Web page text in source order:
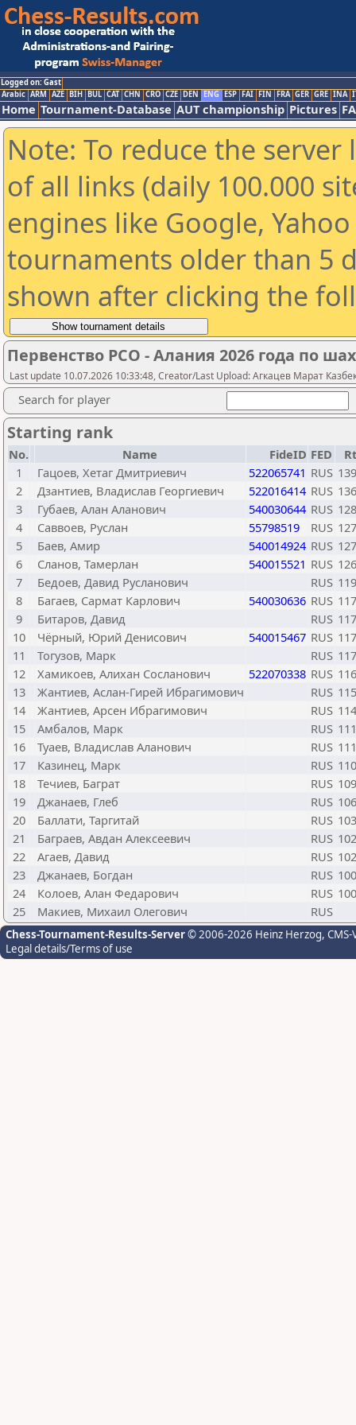
Logged on: Gast
Arabic ARM AZE BIH BUL CAT CHN CRO CZE DEN ENG ESP FAI FIN FRA GER GRE INA
Home Tournament-Database AUT championship Pictures
Note: To reduce the
of all links (daily 100.000
engines like Google,
tournaments older than 5
shown after clicking the
Первенство РСО - Алания 2026 года по
Last update 10.07.2026 10:33:48, Creator/Last Upload: Агкацев Марат
Search for player
Starting rank
No. Name FideID FED
1
Гацоев, Хетаг Дмитриевич 522065741 RUS
2
Дзантиев, Владислав Георгиевич 522016414 RUS
3
Губаев, Алан Аланович 540030644 RUS
4
Саввоев, Руслан 55798519 RUS
5
Баев, Амир 540014924 RUS
6
Сланов, Тамерлан 540015521 RUS
7
Бедоев, Давид Русланович RUS
8
Багаев, Сармат Карлович 540030636 RUS
9
Битаров, Давид RUS
10
Чёрный, Юрий Денисович 540015467 RUS
11
Тогузов, Марк RUS
12
Хамикоев, Алихан Сосланович 522070338 RUS
13
Жантиев, Аслан-Гирей Ибрагимович RUS
14
Жантиев, Арсен Ибрагимович RUS
15
Амбалов, Марк RUS
16
Туаев, Владислав Аланович RUS
17
Казинец, Марк RUS
18
Течиев, Баграт RUS
19
Джанаев, Глеб RUS
20
Баллати, Таргитай RUS
21
Баграев, Авдан Алексеевич RUS
22
Агаев, Давид RUS
23
Джанаев, Богдан RUS
24
Колоев, Алан Федарович RUS
25
Макиев, Михаил Олегович RUS
Chess-Tournament-Results-Server© 2006-2026 Heinz Herzog,
Legal details/Terms of use